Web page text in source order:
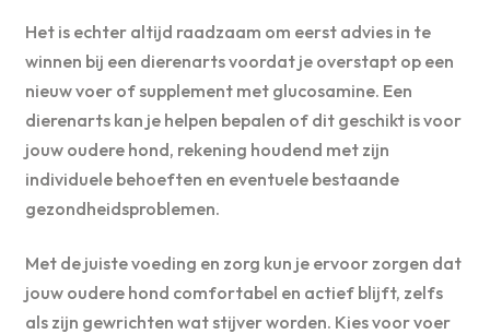
Het is echter altijd raadzaam om eerst advies in te
winnen bij een dierenarts voordat je overstapt op een
nieuw voer of supplement met glucosamine. Een
dierenarts kan je helpen bepalen of dit geschikt is voor
jouw oudere hond, rekening houdend met zijn
individuele behoeften en eventuele bestaande
gezondheidsproblemen.
Met de juiste voeding en zorg kun je ervoor zorgen dat
jouw oudere hond comfortabel en actief blijft, zelfs
als zijn gewrichten wat stijver worden. Kies voor voer